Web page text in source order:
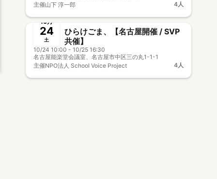
主催山下 淳一郎 4人
募集中
10月
24
土
ひらけごま、【名古屋開催 / SVP
共催】
10/24 10:00 - 10/25 16:30
名古屋能楽堂会議室、名古屋市中区三の丸1-1-1
主催NPO法人 School Voice Project 4人